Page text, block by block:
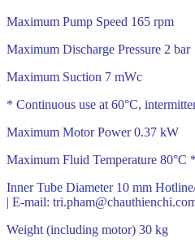
Maximum Pump Speed ​​165 rpm
Maximum Discharge Pressure 2 bar
Maximum Suction 7 mWc
* Continuous use at 60°C,
Maximum Motor Power 0.37 kW
Maximum Fluid Temperature 80°C *
Inner Tube Diameter 10 mm
| E-mail:
Weight (including motor) 30 kg